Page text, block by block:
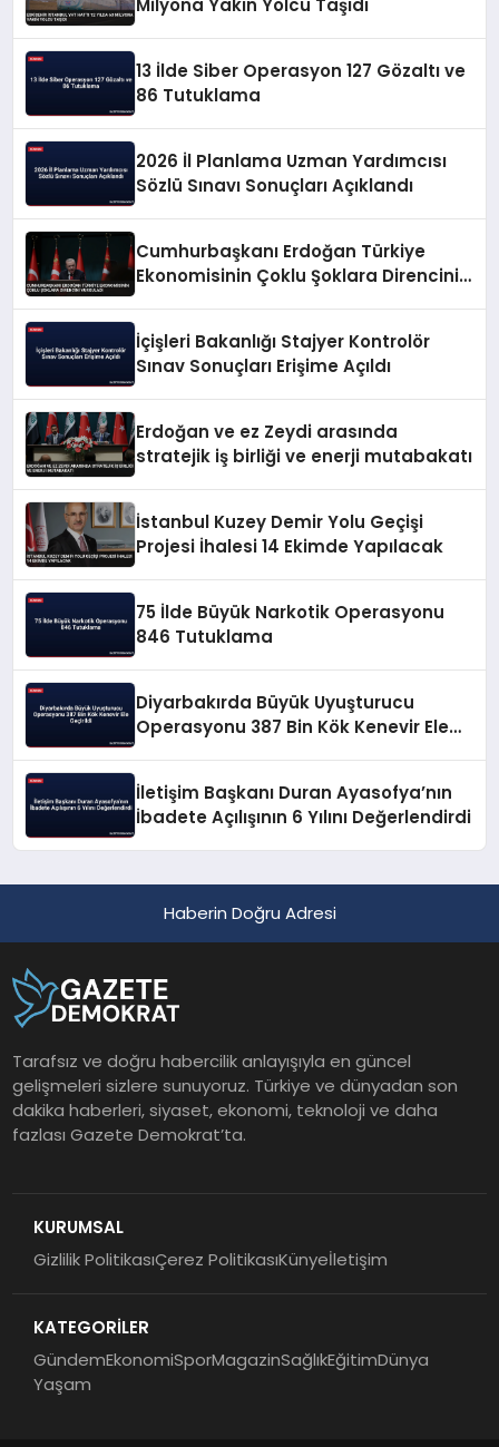
Milyona Yakın Yolcu Taşıdı
13 İlde Siber Operasyon 127 Gözaltı ve
86 Tutuklama
2026 İl Planlama Uzman Yardımcısı
Sözlü Sınavı Sonuçları Açıklandı
Cumhurbaşkanı Erdoğan Türkiye
Ekonomisinin Çoklu Şoklara Direncini
İçişleri Bakanlığı Stajyer Kontrolör
Sınav Sonuçları Erişime Açıldı
Erdoğan ve ez Zeydi arasında
stratejik iş birliği ve enerji mutabakatı
İstanbul Kuzey Demir Yolu Geçişi
Projesi İhalesi 14 Ekimde Yapılacak
75 İlde Büyük Narkotik Operasyonu
846 Tutuklama
Diyarbakırda Büyük Uyuşturucu
Operasyonu 387 Bin Kök Kenevir Ele
İletişim Başkanı Duran Ayasofya’nın
İbadete Açılışının 6 Yılını Değerlendirdi
Haberin Doğru Adresi
Tarafsız ve doğru habercilik anlayışıyla en güncel
gelişmeleri sizlere sunuyoruz. Türkiye ve dünyadan son
dakika haberleri, siyaset, ekonomi, teknoloji ve daha
fazlası Gazete Demokrat’ta.
KURUMSAL
Gizlilik PolitikasıÇerez PolitikasıKünyeİletişim
KATEGORİLER
GündemEkonomiSporMagazinSağlıkEğitimDünya
Yaşam